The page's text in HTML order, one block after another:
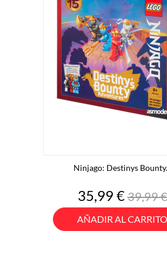
Ninjago: Destinys
Precio
35,99 €Precio
base
39,99 €
AÑADIR AL CARRITO